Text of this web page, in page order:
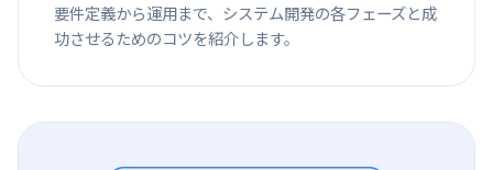
要件定義から運用まで、システム開発の各フェーズと成
功させるためのコツを紹介します。